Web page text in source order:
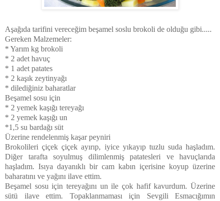
Aşağıda tarifini vereceğim beşamel soslu brokoli de olduğu gibi.....
Gereken Malzemeler:
* Yarım kg brokoli
* 2 adet havuç
* 1 adet patates
* 2 kaşık zeytinyağı
* dilediğiniz baharatlar
Beşamel sosu için
* 2 yemek kaşığı tereyağı
* 2 yemek kaşığı un
*1,5 su bardağı süt
Üzerine rendelenmiş kaşar peyniri
Brokolileri çiçek çiçek ayırıp, iyice yıkayıp tuzlu suda haşladım.
Diğer tarafta soyulmuş dilimlenmiş patatesleri ve havuçlarıda
haşladım. Isıya dayanıklı bir cam kabın içerisine koyup üzerine
baharatını ve yağını ilave ettim.
Beşamel sosu için tereyağını un ile çok hafif kavurdum. Üzerine
sütü ilave ettim. Topaklanmaması için Sevgili Esmacığımın